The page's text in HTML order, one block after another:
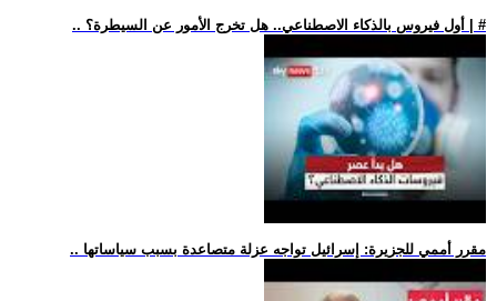
.. أول فيروس بالذكاء الاصطناعي.. هل تخرج الأمور عن السيطرة؟ | #
.. مقرر أممي للجزيرة: إسرائيل تواجه عزلة متصاعدة بسبب سياساتها